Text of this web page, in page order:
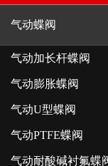
气动蝶阀
气动加长杆蝶阀
气动膨胀蝶阀
气动U型蝶阀
气动PTFE蝶阀
气动耐酸碱衬氟蝶